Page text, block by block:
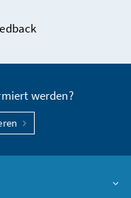
werden?